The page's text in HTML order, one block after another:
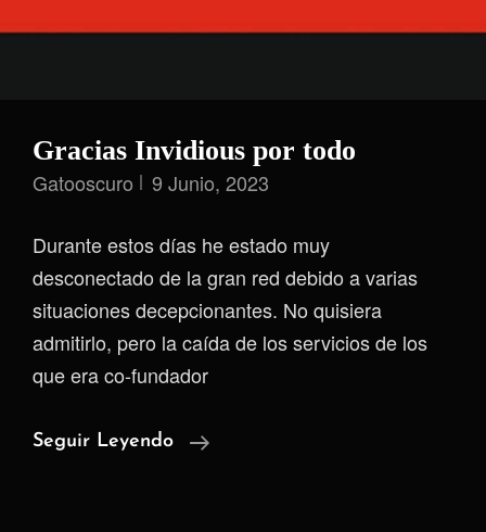
Gracias Invidious por todo
Gatooscuro 9 Junio, 2023
Durante estos días he estado muy
desconectado de la gran red debido a varias
situaciones decepcionantes. No quisiera
admitirlo, pero la caída de los servicios de los
que era co-fundador
Seguir Leyendo
Gracias